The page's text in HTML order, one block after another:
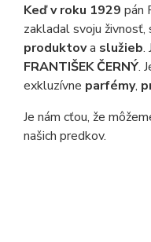
Keď v roku 1929 pán
zakladal svoju
produktova služieb.
FRANTIŠEK ČERNÝ.
exkluzívne parfémy,
Je nám cťou, že
našich predkov.